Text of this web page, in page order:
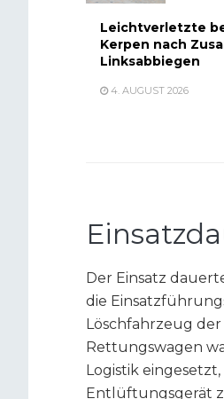
Leichtverletzte
Kerpen nach
Linksabbiegen
4. AUGUST 2026
Der Einsatz
die
Löschfahrzeug
Rettungswagen
Logistik
Entlüftungsgerät